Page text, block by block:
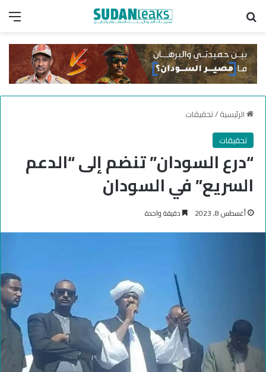
الرئيسية/تحقيقات
تحقيقات
“درع السودان” تنضم إلى “الدعم
السريع” في السودان
أغسطس 8, 2023 دقيقة واحدة